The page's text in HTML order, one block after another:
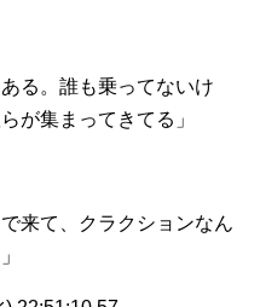
る。誰も乗ってないけ
が集まってきてる」
来て、クラクションなん